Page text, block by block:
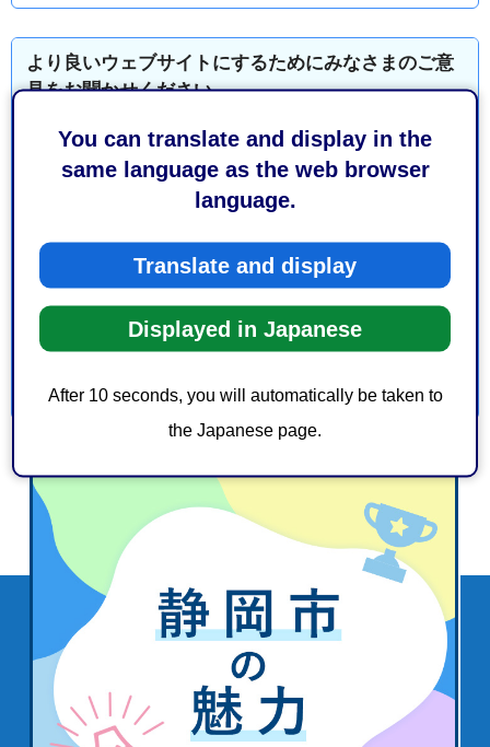
You can translate and display in the
same language as the web browser
language.
Translate and display
Displayed in Japanese
After 10 seconds, you will automatically be taken to
the Japanese page.
より良いウェブサイトにするためにみなさまのご意
見をお聞かせください
このページの情報は役に立ちましたか？
1：役に立った
2：ふつう
3：役に立たなかった
このページの情報は見つけやすかったですか？
1：見つけやすかった
2：ふつう